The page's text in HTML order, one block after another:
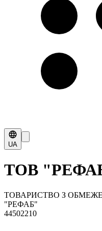
UA
ТОВ
ТОВАРИСТВО З
"РЕФАБ"
44502210